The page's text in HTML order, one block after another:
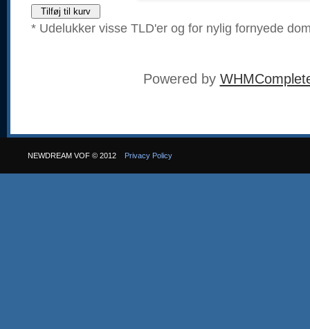
Tilføj til kurv
* Udelukker visse TLD'er og for nylig fornyede
Powered by
NEWDREAM VOF © 2012 Privacy Policy